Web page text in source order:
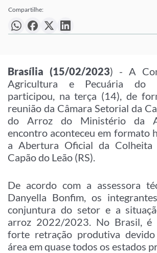
Compartilhe:
Brasília (15/02/2023) - A
Agricultura e Pecuária do
participou, na terça (14), de
reunião da Câmara Setorial da
do Arroz do Ministério da
encontro aconteceu em formato
a Abertura Oficial da
Capão do Leão (RS).
De acordo com a assessora
Danyella Bonfim, os
conjuntura do setor e a
arroz 2022/2023. No Brasil, é
forte retração produtiva
área em quase todos os estados